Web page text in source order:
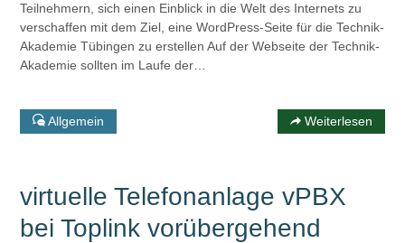
Teilnehmern, sich einen Einblick in die Welt des Internets zu
verschaffen mit dem Ziel, eine WordPress-Seite für die Technik-
Akademie Tübingen zu erstellen Auf der Webseite der Technik-
Akademie sollten im Laufe der…
Allgemein Weiterlesen
virtuelle Telefonanlage vPBX
bei Toplink vorübergehend